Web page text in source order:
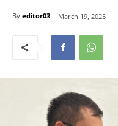
By editor03 March 19, 2025